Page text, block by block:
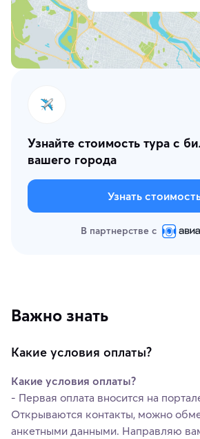
Узнайте стоимость тура с
вашего города
Узнать
В партнерстве с
Важно знать
Какие условия оплаты?
Какие условия оплаты?
- Первая оплата вносится на
Открываются контакты, можно
анкетными данными. Направляю